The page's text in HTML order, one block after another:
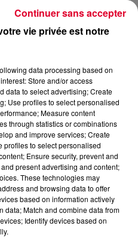
CAN’T HIDE FROM
6h00 par Jean-Baptiste
vie privée est notre
data processing based on
Store and/or access
data to select advertising; Create
Use profiles to select personalised
Measure content
through statistics or combinations
and improve services; Create
profiles to select personalised
Ensure security, prevent and
present advertising and content;
These technologies may
and browsing data to offer
based on information actively
data; Match and combine data from
Identify devices based on
Continuer sans accepter